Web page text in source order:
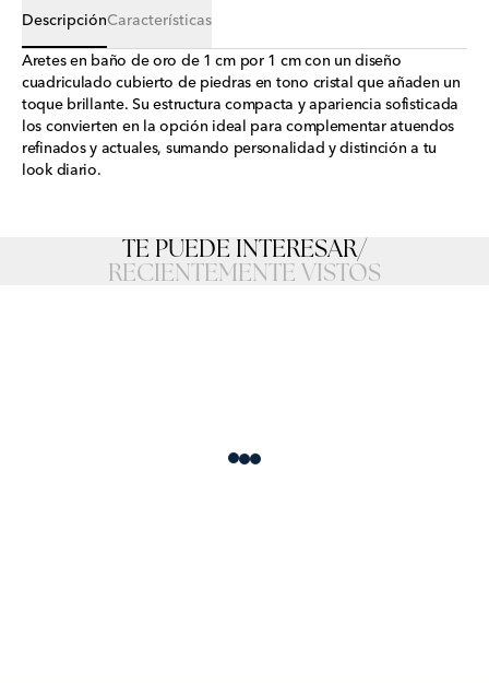
DescripciónCaracterísticas
Aretes en baño de oro de 1 cm por 1 cm con un diseño
cuadriculado cubierto de piedras en tono cristal que añaden un
toque brillante. Su estructura compacta y apariencia sofisticada
los convierten en la opción ideal para complementar atuendos
refinados y actuales, sumando personalidad y distinción a tu
look diario.
TE PUEDE INTERESAR/
RECIENTEMENTE VISTOS
Loading